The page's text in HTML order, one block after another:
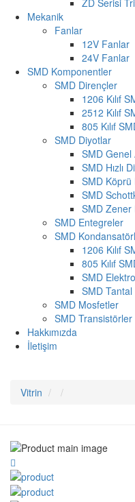
ZD Serisi
Mekanik
Fanlar
12V Fanlar
24V Fanlar
SMD Komponentler
SMD Dirençler
1206 Kılıf
2512 Kılıf
805 Kılıf
SMD Diyotlar
SMD Genel
SMD Hızlı
SMD Köprü
SMD
SMD Zener
SMD Entegreler
SMD
1206 Kılıf
805 Kılıf
SMD
SMD
SMD Mosfetler
SMD Transistörler
Hakkımızda
İletişim
Vitrin